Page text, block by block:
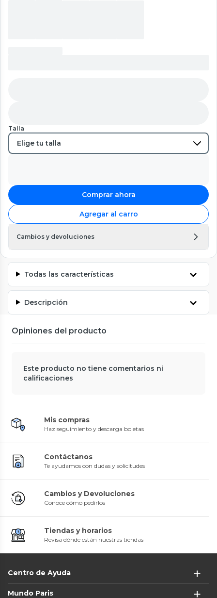
Talla
Comprar ahora
Agregar al carro
Cambios y devoluciones
Todas las características
Descripción
Opiniones del producto
Este producto no tiene comentarios ni
calificaciones
Mis compras
Haz seguimiento y descarga boletas
Contáctanos
Te ayudamos con dudas y solicitudes
Cambios y Devoluciones
Conoce cómo pedirlos
Tiendas y horarios
Revisa dónde están nuestras tiendas
Centro de Ayuda
Mundo Paris